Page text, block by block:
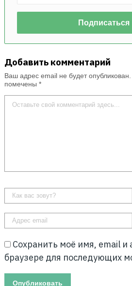
Добавить комментарий
Ваш адрес email не будет опубликован.
помечены *
Сохранить моё имя, email и
браузере для последующих